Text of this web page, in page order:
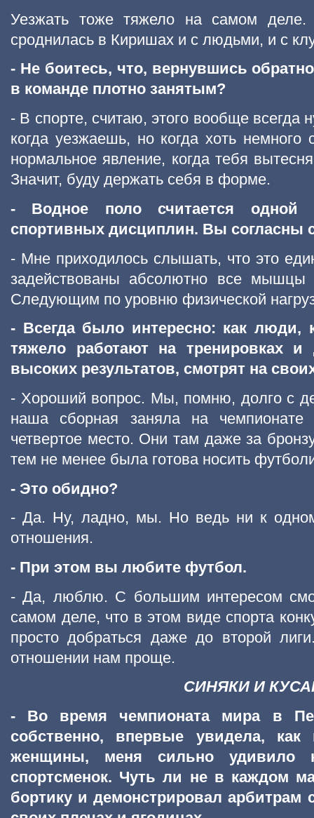
Уезжать тоже тяжело на самом
сроднилась в Киришах и с людьми, и с
- Не боитесь, что, вернувшись
в команде плотно занятым?
- В спорте, считаю, этого вообще всегда
когда уезжаешь, но когда хоть
нормальное явление, когда тебя
Значит, буду держать себя в форме.
- Водное поло считается одной
спортивных дисциплин. Вы согласны
- Мне приходилось слышать, что это
задействованы абсолютно все мышцы
Следующим по уровню физической
- Всегда было интересно: как люди,
тяжело работают на тренировках и
высоких результатов, смотрят на
- Хороший вопрос. Мы, помню, долго с
наша сборная заняла на
четвертое место. Они там даже за
тем не менее была готова носить
- Это обидно?
- Да. Ну, ладно, мы. Но ведь ни к
отношения.
- При этом вы любите футбол.
- Да, люблю. С большим интересом
самом деле, что в этом виде спорта
просто добраться даже до второй
отношении нам проще.
СИНЯКИ И
- Во время чемпионата мира в
собственно, впервые увидела,
женщины, меня сильно удивило
спортсменок. Чуть ли не в каждом
бортику и демонстрировал арбитрам